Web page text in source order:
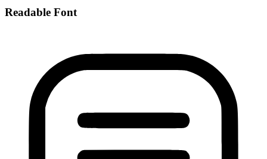
Readable Font